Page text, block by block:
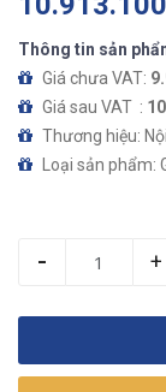
Thông tin sản
Giá chưa VAT:
Giá sau VAT :
Thương hiệu:
Loại sản
- +